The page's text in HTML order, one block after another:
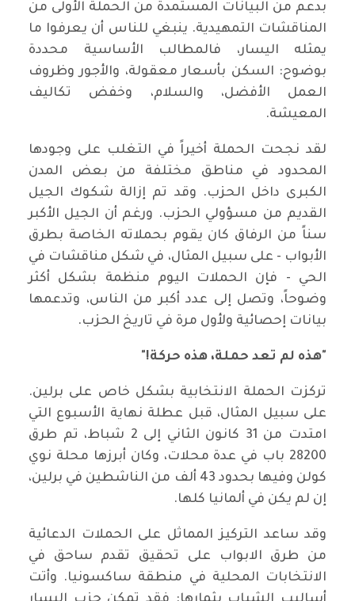
بدعم من البيانات المستمدة من الحملة الأولى من
المناقشات التمهيدية. ينبغي للناس أن يعرفوا ما
يمثله اليسار، فالمطالب الأساسية محددة
بوضوح: السكن بأسعار معقولة، والأجور وظروف
العمل الأفضل، والسلام، وخفض تكاليف
المعيشة.
لقد نجحت الحملة أخيراً في التغلب على وجودها
المحدود في مناطق مختلفة من بعض المدن
الكبرى داخل الحزب. وقد تم إزالة شكوك الجيل
القديم من مسؤولي الحزب. ورغم أن الجيل الأكبر
سناً من الرفاق كان يقوم بحملاته الخاصة بطرق
الأبواب - على سبيل المثال، في شكل مناقشات في
الحي - فإن الحملات اليوم منظمة بشكل أكثر
وضوحاً، وتصل إلى عدد أكبر من الناس، وتدعمها
بيانات إحصائية ولأول مرة في تاريخ الحزب.
"هذه لم تعد حملة، هذه حركة!"
تركزت الحملة الانتخابية بشكل خاص على برلين.
على سبيل المثال، قبل عطلة نهاية الأسبوع التي
امتدت من 31 كانون الثاني إلى 2 شباط، تم طرق
28200 باب في عدة محلات، وكان أبرزها محلة نوي
كولن وفيها بحدود 43 ألف من الناشطين في برلين،
إن لم يكن في ألمانيا كلها.
وقد ساعد التركيز المماثل على الحملات الدعائية
من طرق الابواب على تحقيق تقدم ساحق في
الانتخابات المحلية في منطقة ساكسونيا. وأتت